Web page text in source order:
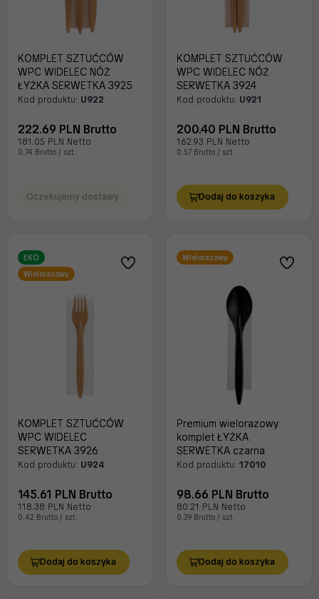
KOMPLET SZTUĆCÓW
WPC WIDELEC NÓŻ
ŁYŻKA SERWETKA 3925
Kod produktu: U922
222.69 PLN Brutto
181.05 PLN Netto
0.74 Brutto / szt.
Oczekujemy dostawy
KOMPLET SZTUĆCÓW
WPC WIDELEC NÓŻ
SERWETKA 3924
Kod produktu: U921
200.40 PLN Brutto
162.93 PLN Netto
0.57 Brutto / szt.
Dodaj do koszyka
EKO
Wielorazowy
KOMPLET SZTUĆCÓW
WPC WIDELEC
SERWETKA 3926
Kod produktu: U924
145.61 PLN Brutto
118.38 PLN Netto
0.42 Brutto / szt.
Dodaj do koszyka
Wielorazowy
Premium wielorazowy
komplet ŁYŻKA
SERWETKA czarna
Kod produktu: 17010
98.66 PLN Brutto
80.21 PLN Netto
0.39 Brutto / szt.
Dodaj do koszyka